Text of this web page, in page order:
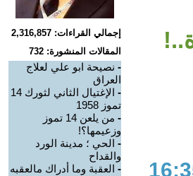
إجمالي القراءات: 2,316,857
المقالات المنشورة: 732
- نصيحة ابو علي لعلاج
العراق
-
الإغتيال الثاني لثورك 14
تموز 1958
-
من يلعن 14 تموز
وزعيمها؟!
- الحي ؛ مدينة الورد
والقداح
- العقبة وما أدراك مالعقبه